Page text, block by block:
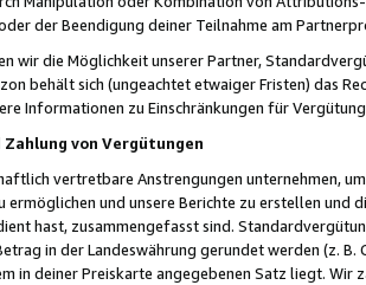
der Beendigung deiner Teilnahme am
wir die Möglichkeit unserer Partner,
behält sich (ungeachtet etwaiger Fristen) das
Informationen zu Einschränkungen für
Zahlung von Vergütungen
vertretbare Anstrengungen unternehmen,
ermöglichen und unsere Berichte zu erstellen und
hast, zusammengefasst sind.
in der Landeswährung gerundet werden (z.
in deiner Preiskarte angegebenen Satz liegt.